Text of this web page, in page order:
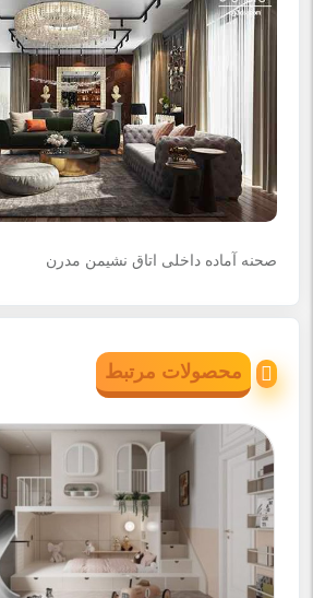
صحنه آماده داخلی اتاق نشیمن مدرن
محصولات مرتبط